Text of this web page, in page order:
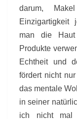
darum,
Einzigartigkeit
man die
Produkte
Echtheit und
fördert nicht
das mentale
in seiner
ich nicht mal